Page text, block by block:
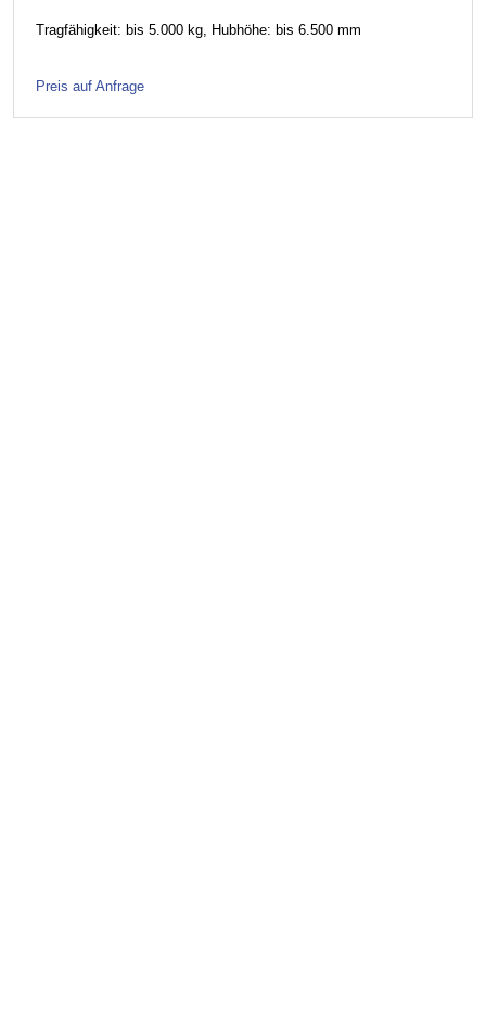
Tragfähigkeit: bis 5.000 kg, Hubhöhe: bis 6.500 mm
Preis auf Anfrage